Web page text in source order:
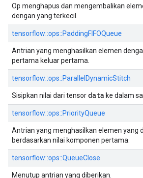
Op menghapus dan mengembalikan
dengan yang terkecil.
tensorflow::ops::PaddingFIFOQueue
Antrian yang menghasilkan elemen
pertama keluar pertama.
tensorflow::ops::ParallelDynamicStitch
Sisipkan nilai dari tensor data ke dalam
tensorflow::ops::PriorityQueue
Antrian yang menghasilkan elemen yang
berdasarkan nilai komponen pertama.
tensorflow::ops::QueueClose
Menutup antrian yang diberikan.